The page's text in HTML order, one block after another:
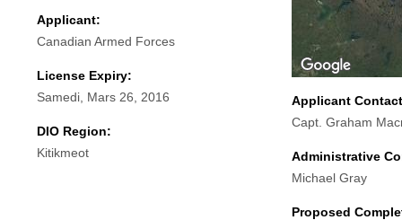
Applicant:
Canadian Armed Forces
License Expiry:
Samedi, Mars 26, 2016
DIO Region:
Kitikmeot
Applicant
Capt. Graham
Administrative
Michael Gray
Proposed